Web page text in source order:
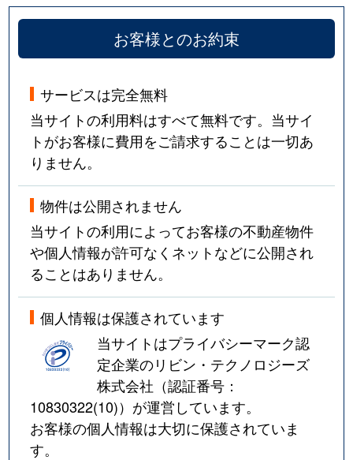
お客様とのお約束
サービスは完全無料
当サイトの利用料はすべて無料です。当サイ
トがお客様に費用をご請求することは一切あ
りません。
物件は公開されません
当サイトの利用によってお客様の不動産物件
や個人情報が許可なくネットなどに公開され
ることはありません。
個人情報は保護されています
当サイトはプライバシーマーク認
定企業のリビン・テクノロジーズ
株式会社（認証番号：
10830322(10)）が運営しています。
お客様の個人情報は大切に保護されていま
す。